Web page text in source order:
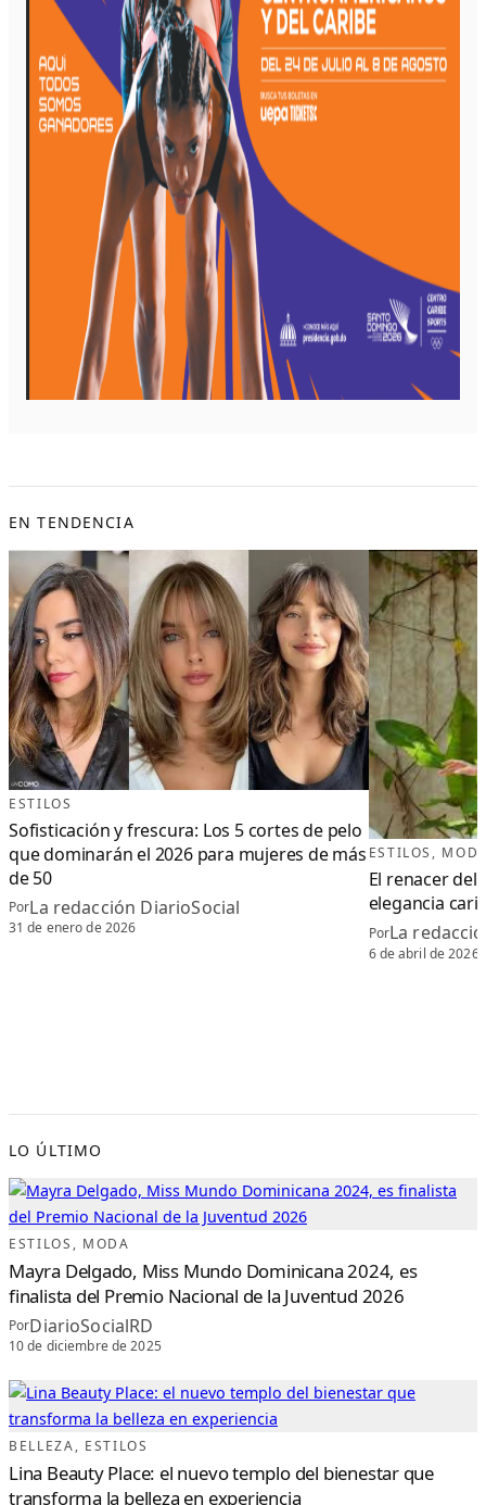
EN TENDENCIA
ESTILOS
Sofisticación y frescura: Los 5 cortes de pelo
que dominarán el 2026 para mujeres de más
de 50
PorLa redacción DiarioSocial
31 de enero de 2026
ESTILOS ,
El renacer del
elegancia
PorLa
6 de abril de 2026
LO ÚLTIMO
ESTILOS , MODA
Mayra Delgado, Miss Mundo Dominicana 2024, es
finalista del Premio Nacional de la Juventud 2026
PorDiarioSocialRD
10 de diciembre de 2025
BELLEZA, ESTILOS
Lina Beauty Place: el nuevo templo del bienestar que
transforma la belleza en experiencia